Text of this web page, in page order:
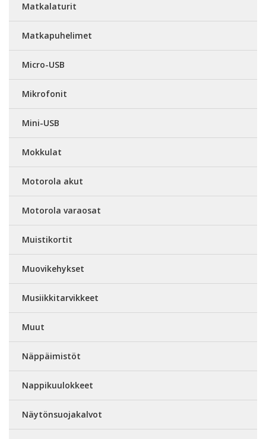
Matkalaturit
Matkapuhelimet
Micro-USB
Mikrofonit
Mini-USB
Mokkulat
Motorola akut
Motorola varaosat
Muistikortit
Muovikehykset
Musiikkitarvikkeet
Muut
Näppäimistöt
Nappikuulokkeet
Näytönsuojakalvot